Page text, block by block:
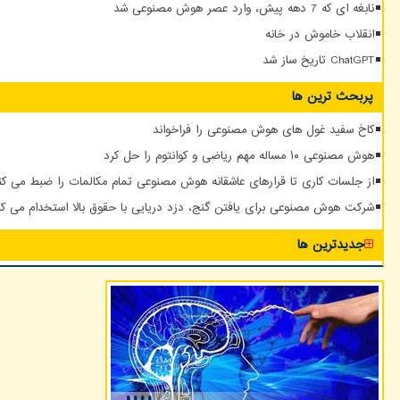
نابغه ای که 7 دهه پیش، وارد عصر هوش مصنوعی شد
انقلاب خاموش در خانه
ChatGPT تاریخ ساز شد
پربحث ترین ها
کاخ سفید غول های هوش مصنوعی را فراخواند
هوش مصنوعی ۱۰ مساله مهم ریاضی و کوانتوم را حل کرد
از جلسات کاری تا قرارهای عاشقانه هوش مصنوعی تمام مکالمات را ضبط می
شرکت هوش مصنوعی برای یافتن گنج، دزد دریایی با حقوق بالا استخدام می
جدیدترین ها